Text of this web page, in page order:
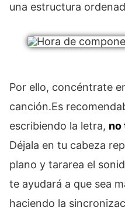
una estructura
Por ello, concéntrate
canción.Es
escribiendo la letra, no
Déjala en tu cabeza
plano y tararea el
te ayudará a que sea
haciendo la